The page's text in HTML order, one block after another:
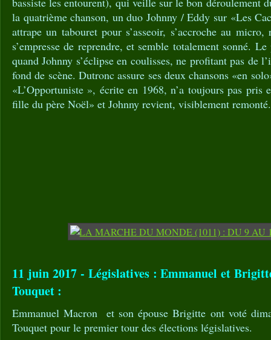
la quatrième chanson, un duo Johnny / Eddy sur «Les
attrape un tabouret pour s’asseoir, s’accroche au
s’empresse de reprendre, et semble totalement sonné.
quand Johnny s’éclipse en coulisses, ne profitant pas de
fond de scène. Dutronc assure ses deux chansons «en
«L’Opportuniste », écrite en 1968, n’a toujours pas
fille du père Noël» et Johnny revient, visiblement remonté.
11 juin 2017 - Législatives : Emmanuel et
Touquet :
Emmanuel Macron et son épouse Brigitte ont voté
Touquet pour le premier tour des élections législatives.